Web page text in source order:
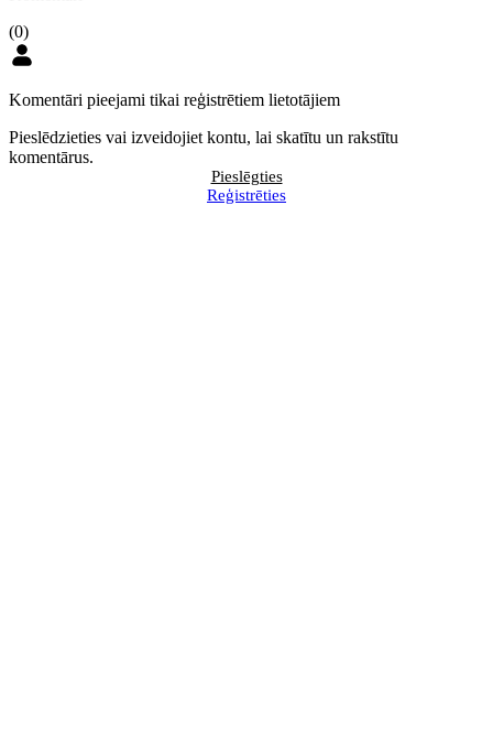
(0)
Komentāri pieejami tikai reģistrētiem lietotājiem
Pieslēdzieties vai izveidojiet kontu, lai skatītu un rakstītu
komentārus.
Pieslēgties
Reģistrēties